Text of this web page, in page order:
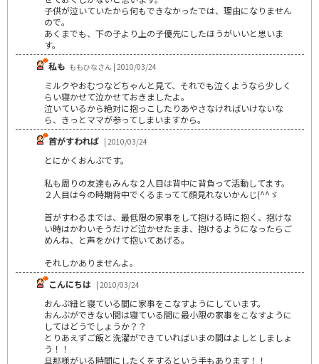
子供が泣いていたから何もできなかったでは、理由になりません
ので。
あくまでも、下の子より上の子優先にしたほうがいいと思いま
す。
私も ももひなさん | 2010/03/24
ミルクやおむつなどちゃんと見て、それでも泣くようなら少しく
らい寝かせて泣かせておきましたよ。
泣いているから絶対に抱っこしたりあやさなければいけないな
ら、きっとママが参ってしまいますから。
首がすわれば | 2010/03/24
とにかくおんぶです。
私も周りの友達もみんな２人目は背中に背負って活動してます。
２人目は今の時期背中でくるまってて顔見れないかんじ(^^ゞ
首がすわるまでは、最低限の家事をして抱ける時に抱く、抱けな
い時はかわいそうだけど泣かせたまま、抱けるようになったらご
めんね、と声をかけて抱いてあげる。
それしかありませんよ。
こんにちは | 2010/03/24
おんぶ紐と寝ている間に家事をこなすようにしています。
おんぶができない間は寝ている間に最小限の家事をこなすように
してはどうでしょうか？？
とりあえずご飯と洗濯ができていればいまの間はよしとしましょ
う！！
旦那様がいる時間にしたくをするという手もあります！！